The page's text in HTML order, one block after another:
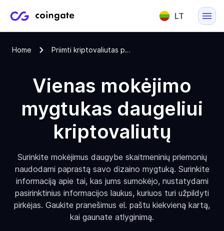
LT
Home Priimti kriptovaliutas per mokėjimo mygtuką
Vienas mokėjimo
mygtukas daugeliui
kriptovaliutų
Surinkite mokėjimus daugybe skaitmeninių priemonių
naudodami paprastą savo dizaino mygtuką. Surinkite
informaciją apie tai, kas jums sumokėjo, nustatydami
pasirinktinius informacijos laukus, kuriuos turi užpildyti
pirkėjas. Gaukite pranešimus el. paštu kiekvieną kartą,
kai gaunate atlyginimą.